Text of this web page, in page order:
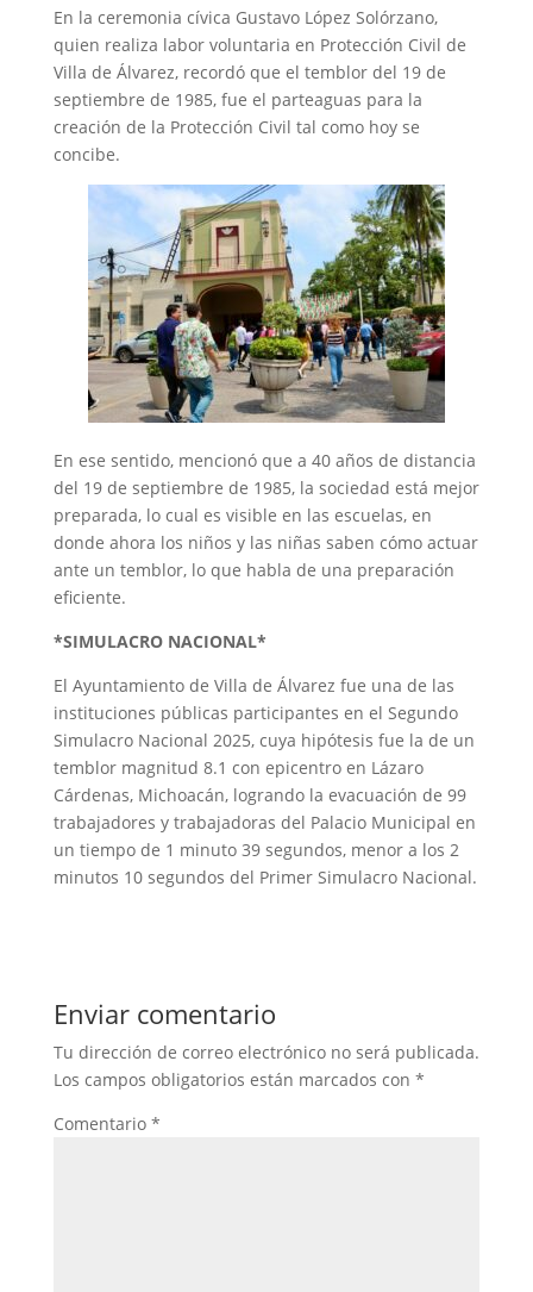
En la ceremonia cívica Gustavo López Solórzano,
quien realiza labor voluntaria en Protección Civil de
Villa de Álvarez, recordó que el temblor del 19 de
septiembre de 1985, fue el parteaguas para la
creación de la Protección Civil tal como hoy se
concibe.
En ese sentido, mencionó que a 40 años de distancia
del 19 de septiembre de 1985, la sociedad está mejor
preparada, lo cual es visible en las escuelas, en
donde ahora los niños y las niñas saben cómo actuar
ante un temblor, lo que habla de una preparación
eficiente.
*SIMULACRO NACIONAL*
El Ayuntamiento de Villa de Álvarez fue una de las
instituciones públicas participantes en el Segundo
Simulacro Nacional 2025, cuya hipótesis fue la de un
temblor magnitud 8.1 con epicentro en Lázaro
Cárdenas, Michoacán, logrando la evacuación de 99
trabajadores y trabajadoras del Palacio Municipal en
un tiempo de 1 minuto 39 segundos, menor a los 2
minutos 10 segundos del Primer Simulacro Nacional.
Enviar comentario
Tu dirección de correo electrónico no será publicada.
Los campos obligatorios están marcados con *
Comentario *